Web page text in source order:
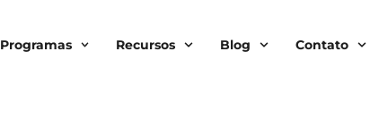
Programas Recursos Blog Contato